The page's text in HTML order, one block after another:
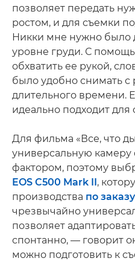
позволяет передать
ростом, и для съемки
Никки мне нужно было
уровне груди. С
обхватить ее рукой,
было удобно снимать с
длительного времени.
идеально подходит для
Для фильма «Все, что
универсальную
фактором, поэтому
EOS C500 Mark II,
производства по
чрезвычайно
позволяет
спонтанно, — говорит
можно подготовить к